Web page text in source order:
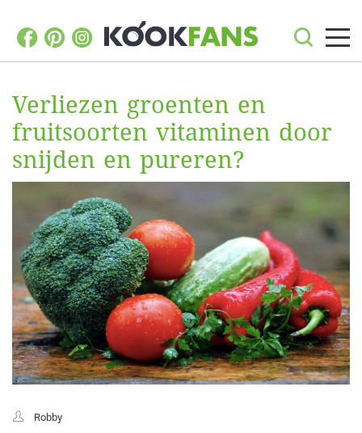
Verliezen groenten en
fruitsoorten vitaminen door
snijden en pureren?
Robby